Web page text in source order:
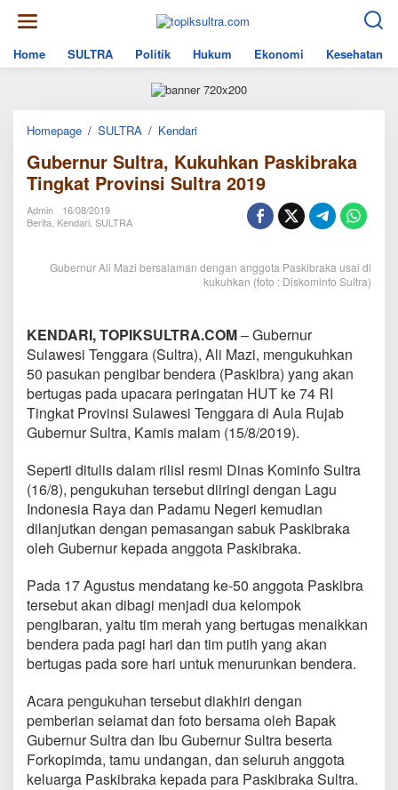
content
Home
SULTRA Politik Hukum Ekonomi Kesehatan
Homepage / SULTRA / KendariGubernur
Kukuhkan
Paskibraka
Tingkat
Gubernur Sultra, Kukuhkan Paskibraka
Tingkat Provinsi Sultra 2019
Admin
16/08/2019
Berita Kendari SULTRA
Gubernur Ali Mazi bersalaman dengan anggota Paskibraka usai di
kukuhkan (foto : Diskominfo Sultra)
KENDARI, TOPIKSULTRA.COM– Gubernur
Sulawesi Tenggara (Sultra), Ali Mazi, mengukuhkan
50 pasukan pengibar bendera (Paskibra) yang akan
bertugas pada upacara peringatan HUT ke 74 RI
Tingkat Provinsi Sulawesi Tenggara di Aula Rujab
Gubernur Sultra, Kamis malam (15/8/2019).
Seperti ditulis dalam rilisl resmi Dinas Kominfo Sultra
(16/8), pengukuhan tersebut diiringi dengan Lagu
Indonesia Raya dan Padamu Negeri kemudian
dilanjutkan dengan pemasangan sabuk Paskibraka
oleh Gubernur kepada anggota Paskibraka.
Pada 17 Agustus mendatang ke-50 anggota Paskibra
tersebut akan dibagi menjadi dua kelompok
pengibaran, yaitu tim merah yang bertugas menaikkan
bendera pada pagi hari dan tim putih yang akan
bertugas pada sore hari untuk menurunkan bendera.
Acara pengukuhan tersebut diakhiri dengan
pemberian selamat dan foto bersama oleh Bapak
Gubernur Sultra dan Ibu Gubernur Sultra beserta
Forkopimda, tamu undangan, dan seluruh anggota
keluarga Paskibraka kepada para Paskibraka Sultra.